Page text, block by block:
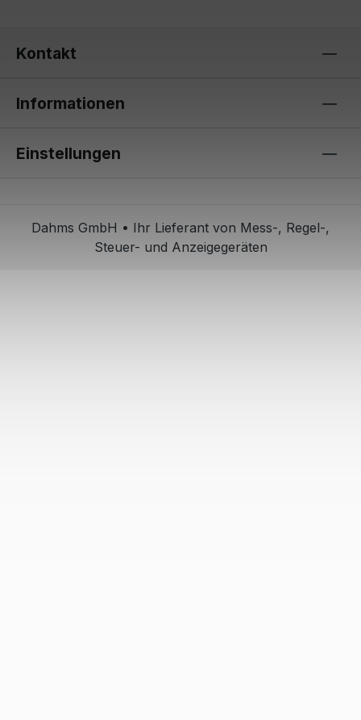
Kontakt
Informationen
Einstellungen
Dahms GmbH • Ihr Lieferant von Mess-, Regel-,
Steuer- und Anzeigegeräten